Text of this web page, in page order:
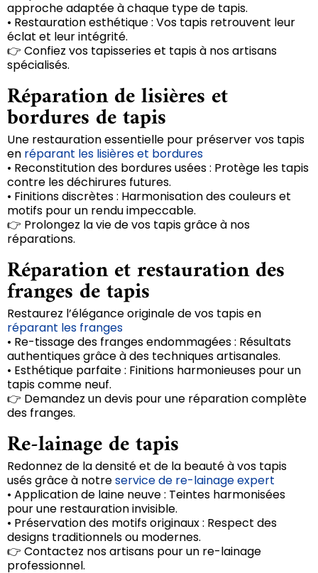
approche adaptée à chaque type de tapis.
• Restauration esthétique : Vos tapis retrouvent leur
éclat et leur intégrité.
👉 Confiez vos tapisseries et tapis à nos artisans
spécialisés.
Réparation de lisières et
bordures de tapis
Une restauration essentielle pour préserver vos tapis
en réparant les lisières et bordures
• Reconstitution des bordures usées : Protège les tapis
contre les déchirures futures.
• Finitions discrètes : Harmonisation des couleurs et
motifs pour un rendu impeccable.
👉 Prolongez la vie de vos tapis grâce à nos
réparations.
Réparation et restauration des
franges de tapis
Restaurez l’élégance originale de vos tapis en
réparant les franges
• Re-tissage des franges endommagées : Résultats
authentiques grâce à des techniques artisanales.
• Esthétique parfaite : Finitions harmonieuses pour un
tapis comme neuf.
👉 Demandez un devis pour une réparation complète
des franges.
Re-lainage de tapis
Redonnez de la densité et de la beauté à vos tapis
usés grâce à notreservice de re-lainage expert
• Application de laine neuve : Teintes harmonisées
pour une restauration invisible.
• Préservation des motifs originaux : Respect des
designs traditionnels ou modernes.
👉 Contactez nos artisans pour un re-lainage
professionnel.